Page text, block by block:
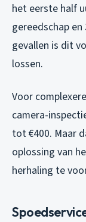
het eerste half
gereedschap
gevallen is dit
lossen.
Voor
camera-
tot €400. Maar
oplossing van
herhaling te